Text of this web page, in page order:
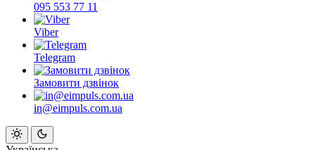
095 553 77 11
Viber
Telegram
Замовити дзвінок
in@eimpuls.com.ua